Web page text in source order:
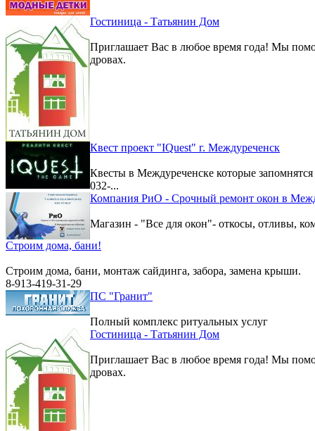
Гостиница - Татьянин Дом
Приглашает Вас в любое время года! Мы
дровах.
Квест проект "IQuest" г. Междуреченск
Квесты в Междуреченске которые
032-...
Компания РиО - Срочный ремонт окон в
Магазин - "Все для окон"- откосы, отливы,
Строим дома, бани!
Строим дома, бани, монтаж сайдинга, забора, замена крыши.
8-913-419-31-29
ПС "Гранит"
Полный комплекс ритуальных услуг
Гостиница - Татьянин Дом
Приглашает Вас в любое время года! Мы
дровах.